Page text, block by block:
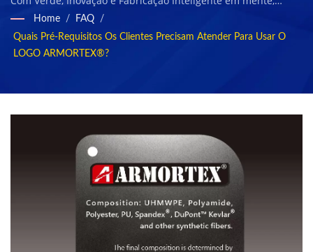
Clientes Precisam Atender
Para Usar O LOGO
ARMORTEX®? / Fabricante
De Tecidos Têxteis Em
Taiwan Com Relatórios ESG
| Nam Liong
nosso objetivo é nos tornarmos a referência da indústria de
materiais compósitos sustentáveis e compartilhar nossas
conquistas com nossos funcionários e a sociedade.
Home / FAQ
/
Quais Pré-Requisitos Os Clientes Precisam Atender Para Usar O
LOGO ARMORTEX®?